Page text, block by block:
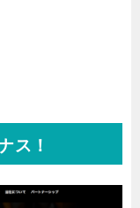
ス！